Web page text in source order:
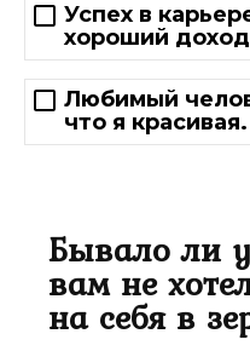
Успех в
хороший
Любимый
что я красивая.
Бывало ли
вам не
на себя в